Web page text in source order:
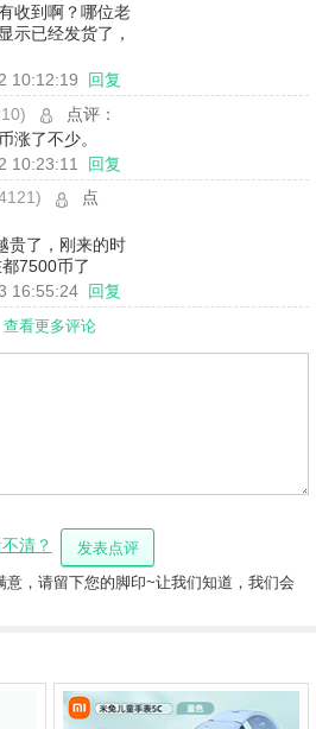
收到啊？哪位老
示已经发货了，
10:12:19
回复
点评：
涨了不少。
10:23:11
回复
点
贵了，刚来的时
7500币了
16:55:24 回复
查看更多评论
清？
，请留下您的脚印~让我们知道，我们会